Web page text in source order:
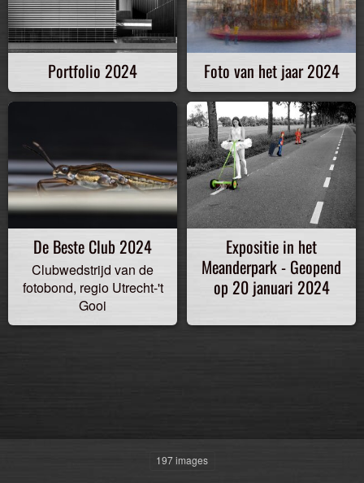
Portfolio 2024 Foto van het jaar 2024
De Beste Club 2024
Clubwedstrijd van de
fotobond, regio Utrecht-'t
Gooi
Expositie in het
Meanderpark - Geopend
op 20 januari 2024
197 images